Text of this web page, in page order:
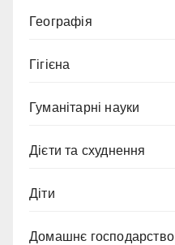
Географія
Гігієна
Гуманітарні науки
Дієти та схуднення
Діти
Домашнє господарство